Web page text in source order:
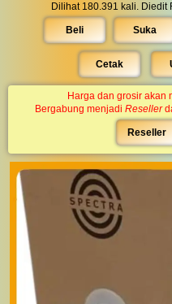
Dilihat 180.391 kali. Diedit
Beli Suka
Cetak
Harga dan grosir akan
Bergabung menjadi Reseller
Reseller